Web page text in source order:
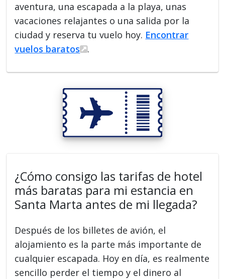
aventura, una escapada a la playa, unas
vacaciones relajantes o una salida por la
ciudad y reserva tu vuelo hoy. Encontrar
vuelos baratos
.
¿Cómo consigo las tarifas de hotel
más baratas para mi estancia en
Santa Marta antes de mi llegada?
Después de los billetes de avión, el
alojamiento es la parte más importante de
cualquier escapada. Hoy en día, es realmente
sencillo perder el tiempo y el dinero al